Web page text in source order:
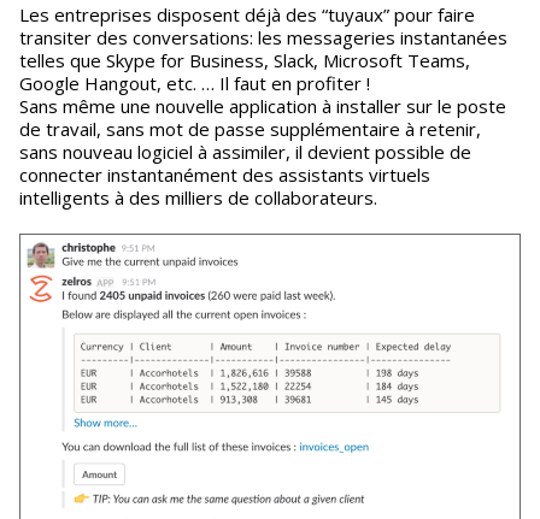
Les entreprises disposent déjà des “tuyaux” pour faire
transiter des conversations: les messageries instantanées
telles que Skype for Business, Slack, Microsoft Teams,
Google Hangout, etc. … Il faut en profiter !
Sans même une nouvelle application à installer sur le poste
de travail, sans mot de passe supplémentaire à retenir,
sans nouveau logiciel à assimiler, il devient possible de
connecter instantanément des assistants virtuels
intelligents à des milliers de collaborateurs.